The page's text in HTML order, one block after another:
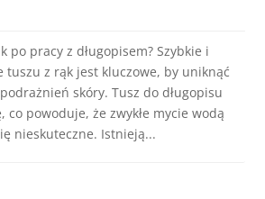
po pracy z długopisem? Szybkie i
tuszu z rąk jest kluczowe, by uniknąć
skóry. Tusz do długopisu
co powoduje, że zwykłe mycie wodą
nieskuteczne. Istnieją...